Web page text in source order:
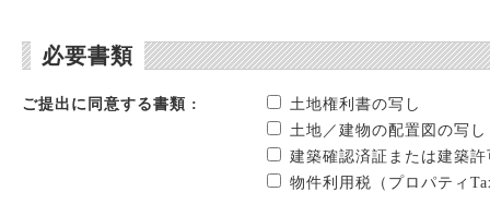
必要書類
ご提出に同意する書類 :
土地権利書の写し
土地／建物の配置図の写し
建築確認済証または建築
物件利用税（プロパティ